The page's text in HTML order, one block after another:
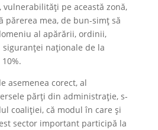
vulnerabilități pe această zonă,
părerea mea, de bun-simț să
al apărării, ordinii,
naționale de la
asemenea corect, al
părți din administrație, s-
coaliției, că modul în care și
sector important participă la